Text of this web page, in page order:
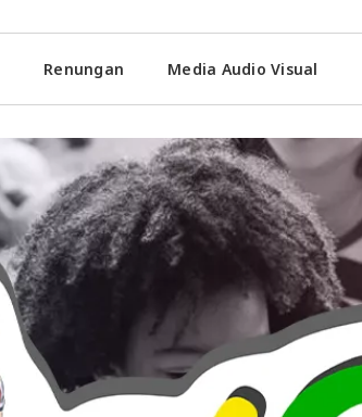
Renungan Media Audio Visual